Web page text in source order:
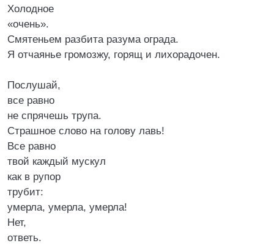
Холодное
«очень».
Смятеньем разбита разума ограда.
Я отчаянье громозжу, горящ и лихорадочен.
Послушай,
все равно
не спрячешь трупа.
Страшное слово на голову лавь!
Все равно
твой каждый мускул
как в рупор
трубит:
умерла, умерла, умерла!
Нет,
ответь.